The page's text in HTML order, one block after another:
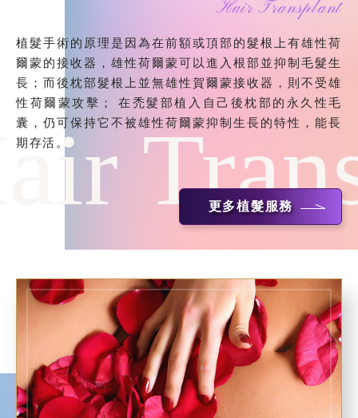
Hair Transplant
植髮手術的原理是因為在前額或頂部的髮根上有雄性荷
爾蒙的接收器，雄性荷爾蒙可以進入根部並抑制毛髮生
長；而後枕部髮根上並無雄性賀爾蒙接收器，則不受雄
性荷爾蒙攻擊； 在禿髮部植入自己後枕部的永久性毛
囊，仍可保持它不被雄性荷爾蒙抑制生長的特性，能長
期存活。
更多植髮服務